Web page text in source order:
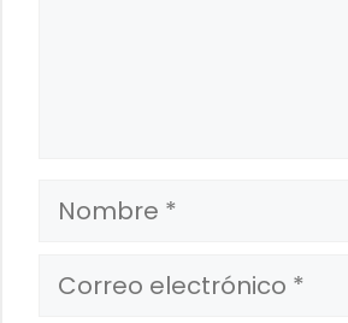
Nombre
Correo
electrónico